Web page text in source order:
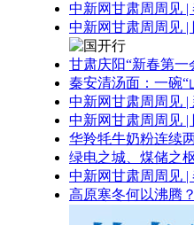
中新网甘肃周周见 |
中新网甘肃周周见
甘肃庆阳“新春第一
秦安清汤面：一碗“
中新网甘肃周周见
中新网甘肃周周见
华羚牦牛奶粉连续
绿电之城、煤储之
中新网甘肃周周见
高原寒冬何以沸腾